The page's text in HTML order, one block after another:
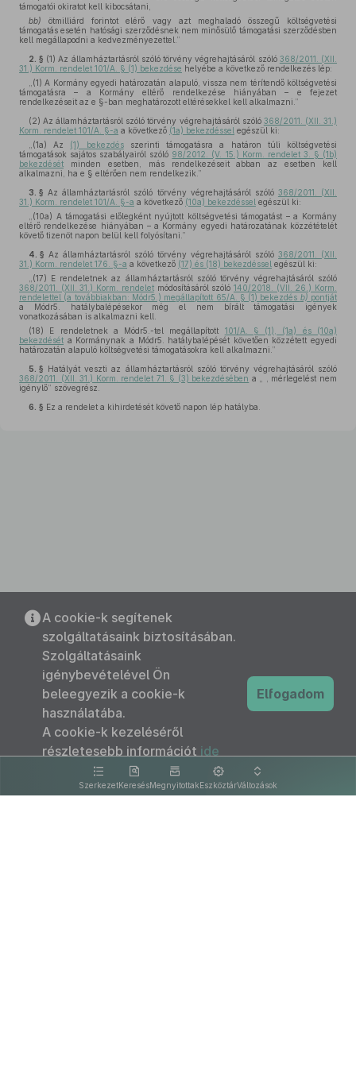
támogatói okiratot kell kibocsátani,
bb) ötmilliárd forintot elérő vagy azt meghaladó összegű költségvetési
támogatás esetén hatósági szerződésnek nem minősülő támogatási szerződésben
kell megállapodni a kedvezményezettel.”
2. § (1) Az államháztartásról szóló törvény végrehajtásáról szóló 368/2011. (XII.
31.) Korm. rendelet 101/A. § (1) bekezdése helyébe a következő rendelkezés lép:
„(1) A Kormány egyedi határozatán alapuló, vissza nem térítendő költségvetési
támogatásra – a Kormány eltérő rendelkezése hiányában – e fejezet
rendelkezéseit az e §-ban meghatározott eltérésekkel kell alkalmazni.”
(2) Az államháztartásról szóló törvény végrehajtásáról szóló 368/2011. (XII. 31.)
Korm. rendelet 101/A. §-a a következő (1a) bekezdéssel egészül ki:
„(1a) Az (1) bekezdésszerinti támogatásra a határon túli költségvetési
támogatások sajátos szabályairól szóló 98/2012. (V. 15.) Korm. rendelet 3. § (1b)
bekezdését minden esetben, más rendelkezéseit abban az esetben kell
alkalmazni, ha e § eltérően nem rendelkezik.”
3. § Az államháztartásról szóló törvény végrehajtásáról szóló 368/2011. (XII.
31.) Korm. rendelet 101/A. §-a a következő (10a) bekezdéssel egészül ki:
„(10a) A támogatási előlegként nyújtott költségvetési támogatást – a Kormány
eltérő rendelkezése hiányában – a Kormány egyedi határozatának közzétételét
követő tizenöt napon belül kell folyósítani.”
4. § Az államháztartásról szóló törvény végrehajtásáról szóló 368/2011. (XII.
31.) Korm. rendelet 176. §-a a következő (17) és (18) bekezdéssel egészül ki:
„(17) E rendeletnek az államháztartásról szóló törvény végrehajtásáról szóló
368/2011. (XII. 31.) Korm. rendeletmódosításáról szóló 140/2018. (VII. 26.) Korm.
rendelettel (a továbbiakban: Módr5.) megállapított 65/A. § (1) bekezdés b) pontját
a Módr5. hatálybalépésekor még el nem bírált támogatási igények
vonatkozásában is alkalmazni kell.
(18) E rendeletnek a Módr5.-tel megállapított 101/A. § (1), (1a) és (10a)
bekezdését a Kormánynak a Módr5. hatálybalépését követően közzétett egyedi
határozatán alapuló költségvetési támogatásokra kell alkalmazni.”
5. § Hatályát veszti az államháztartásról szóló törvény végrehajtásáról szóló
368/2011. (XII. 31.) Korm. rendelet 71. § (3) bekezdésében a „ , mérlegelést nem
igénylő” szövegrész.
6. § Ez a rendelet a kihirdetését követő napon lép hatályba.
SzerkezetKeresésMegnyitottakEszköztárVáltozások
A cookie-k segítenek
szolgáltatásaink biztosításában.
Szolgáltatásaink
igénybevételével Ön
beleegyezik a cookie-k
használatába.
A cookie-k kezeléséről
részletesebb információt ide
kattintva olvashat.
Elfogadom